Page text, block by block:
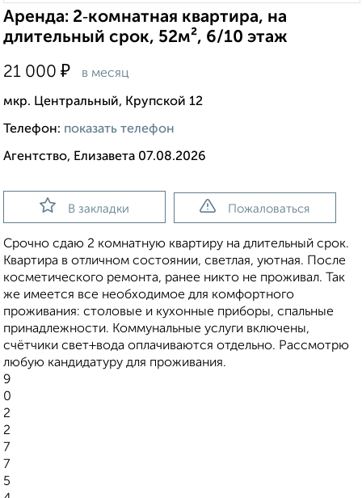
Аренда: 2‑комнатная квартира, на
длительный срок, 52м², 6/10 этаж
21 000 ₽ в месяц
мкр. Центральный, Крупской 12
Телефон: показать телефон
Агентство, Елизавета 07.08.2026
В закладки Пожаловаться
Срочно сдаю 2 комнатную квартиру на длительный срок.
Квартира в отличном состоянии, светлая, уютная. После
косметического ремонта, ранее никто не проживал. Так
же имеется все необходимое для комфортного
проживания: столовые и кухонные приборы, спальные
принадлежности. Коммунальные услуги включены,
счётчики свет+вода оплачиваются отдельно. Рассмотрю
любую кандидатуру для проживания.
9
0
2
2
7
7
5